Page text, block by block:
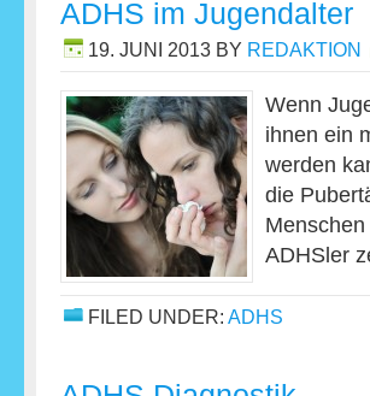
ADHS im Jugendalter
19. JUNI 2013 BY REDAKTION
Wenn
ihnen ein
werden
die
ADHSler
FILED UNDER: ADHS